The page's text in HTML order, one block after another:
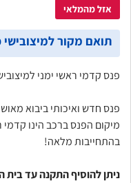
אזל מהמלאי
תואם מקור למיצובישי פאג'רו 2007
פנס קדמי ראשי ימני למיצובישי פאג'רו 2003-
פנס חדש ואיכותי ביבוא
בהתחייבות מלאה!
ניתן להוסיף התקנה עד בית